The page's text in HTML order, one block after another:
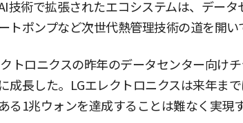
技術で拡張されたエコシステムは、デー
トポンプなど次世代熱管理技術の道を開い
トロニクスの昨年のデータセンター向け
成長した。LGエレクトロニクスは来年ま
る1兆ウォンを達成することは難なく実現